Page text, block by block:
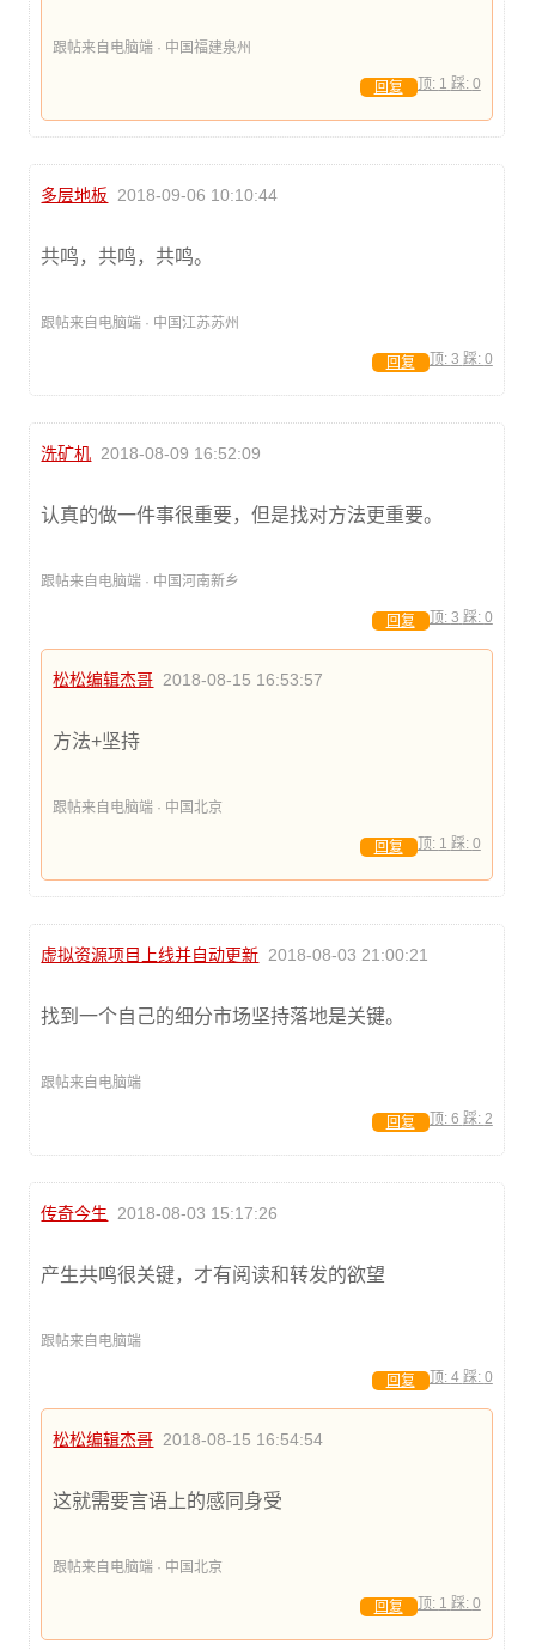
跟帖来自电脑端 · 中国福建泉州
顶: 1 踩: 0
回复
多层地板 2018-09-06 10:10:44
共鸣，共鸣，共鸣。
跟帖来自电脑端 · 中国江苏苏州
顶: 3 踩: 0
回复
洗矿机 2018-08-09 16:52:09
认真的做一件事很重要，但是找对方法更重要。
跟帖来自电脑端 · 中国河南新乡
顶: 3 踩: 0
回复
松松编辑杰哥 2018-08-15 16:53:57
方法+坚持
跟帖来自电脑端 · 中国北京
顶: 1 踩: 0
回复
虚拟资源项目上线并自动更新 2018-08-03 21:00:21
找到一个自己的细分市场坚持落地是关键。
跟帖来自电脑端
顶: 6 踩: 2
回复
传奇今生 2018-08-03 15:17:26
产生共鸣很关键，才有阅读和转发的欲望
跟帖来自电脑端
顶: 4 踩: 0
回复
松松编辑杰哥 2018-08-15 16:54:54
这就需要言语上的感同身受
跟帖来自电脑端 · 中国北京
顶: 1 踩: 0
回复